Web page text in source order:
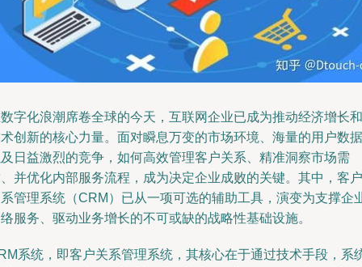
字化浪潮席卷全球的今天，互联网企业已成为推动经济增长和
创新的核心力量。面对瞬息万变的市场环境、海量的用户数据
日益激烈的竞争，如何高效管理客户关系、精准洞察市场需
并优化内部服务流程，成为决定企业成败的关键。其中，客户
管理系统（CRM）已从一项可选的辅助工具，演变为支撑企
服务、驱动业务增长的不可或缺的战略性基础设施。
系统，即客户关系管理系统，其核心在于通过技术手段，系